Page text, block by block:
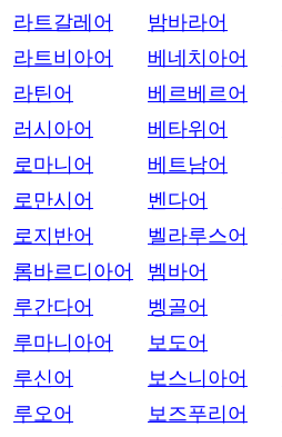
라트갈레어
라트비아어
라틴어
러시아어
로마니어
로만시어
로지반어
롬바르디아어
루간다어
루마니아어
루신어
루오어
밤바라어
베네치아어
베르베르어
베타위어
베트남어
벤다어
벨라루스어
벰바어
벵골어
보도어
보스니아어
보즈푸리어